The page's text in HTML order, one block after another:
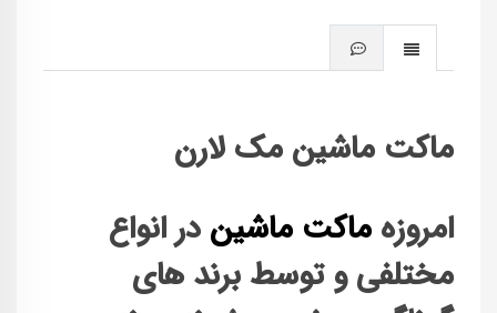
ماکت ماشین مک لارن
امروزه ماکت ماشین در انواع
مختلفی و توسط برند های